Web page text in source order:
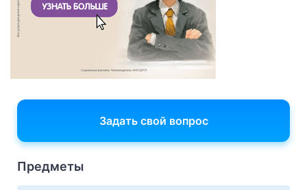
Задать свой вопрос
Предметы